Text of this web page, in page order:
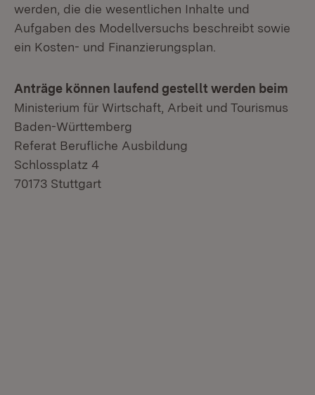
werden, die die wesentlichen Inhalte und
Aufgaben des Modellversuchs beschreibt sowie
ein Kosten- und Finanzierungsplan.
Anträge können laufend gestellt werden beim
Ministerium für Wirtschaft, Arbeit und Tourismus
Baden-Württemberg
Referat Berufliche Ausbildung
Schlossplatz 4
70173 Stuttgart